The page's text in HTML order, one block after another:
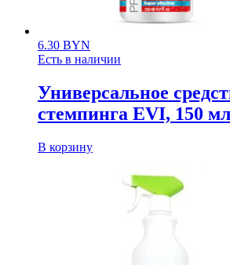
6.30 BYN
Есть в наличии
Универсальное
стемпинга EVI, 150 мл
В корзину